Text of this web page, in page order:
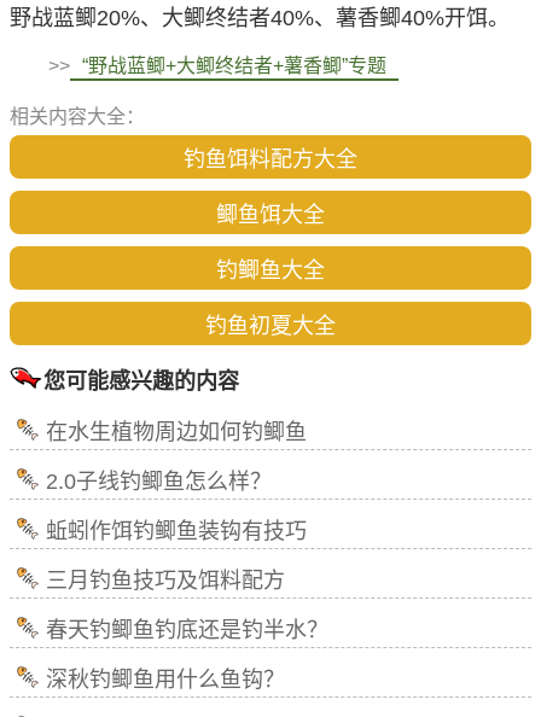
野战蓝鲫20%、大鲫终结者40%、薯香鲫40%开饵。
>> “野战蓝鲫+大鲫终结者+薯香鲫”专题
相关内容大全：
钓鱼饵料配方大全
鲫鱼饵大全
钓鲫鱼大全
钓鱼初夏大全
您可能感兴趣的内容
在水生植物周边如何钓鲫鱼
2.0子线钓鲫鱼怎么样？
蚯蚓作饵钓鲫鱼装钩有技巧
三月钓鱼技巧及饵料配方
春天钓鲫鱼钓底还是钓半水？
深秋钓鲫鱼用什么鱼钩？